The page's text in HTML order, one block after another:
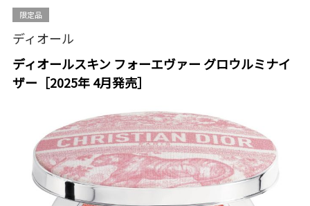
限定品
ディオール
ディオールスキン フォーエヴァー グロウルミナイ
ザー［2025年 4月発売］